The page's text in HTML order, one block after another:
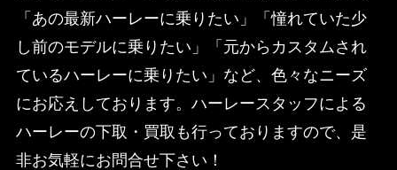
「あの最新ハーレーに乗りたい」「憧れていた少
し前のモデルに乗りたい」「元からカスタムされ
ているハーレーに乗りたい」など、色々なニーズ
にお応えしております。ハーレースタッフによる
ハーレーの下取・買取も行っておりますので、是
非お気軽にお問合せ下さい！